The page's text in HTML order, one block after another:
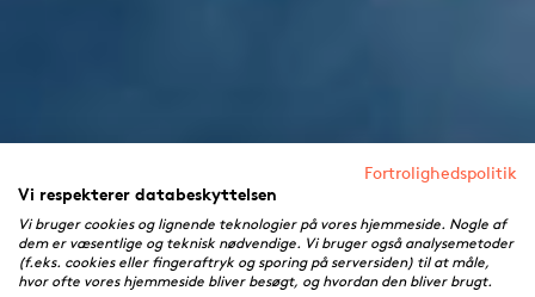
Fortrolighedspolitik
Vi respekterer databeskyttelsen
Vi bruger cookies og lignende teknologier på vores hjemmeside. Nogle af
dem er væsentlige og teknisk nødvendige. Vi bruger også analysemetoder
(f.eks. cookies eller fingeraftryk og sporing på serversiden) til at måle,
hvor ofte vores hjemmeside bliver besøgt, og hvordan den bliver brugt.